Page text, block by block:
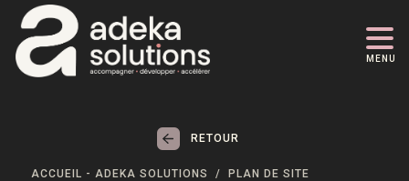
MENU
RETOUR
ACCUEIL - ADEKA SOLUTIONS PLAN DE SITE